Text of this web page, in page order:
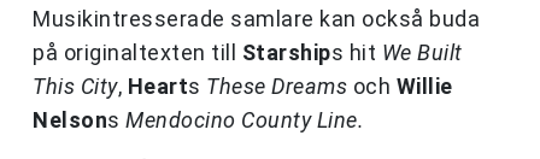
Musikintresserade samlare kan också buda
på originaltexten till Starships hit We Built
This City, Hearts These Dreams och Willie
Nelsons Mendocino County Line.